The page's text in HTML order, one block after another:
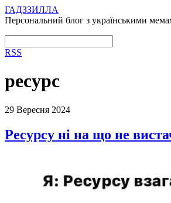
ГАДЗЗИЛЛА
Персональний блог з українськими
RSS
ресурс
29 Вересня 2024
Ресурсу ні на що не